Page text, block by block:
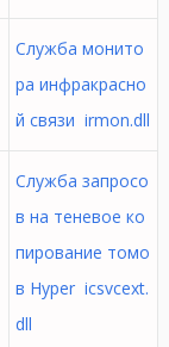
Служба монито
ра инфракрасно
й связи irmon.dll
Служба запросо
в на теневое ко
пирование томо
в Hyper icsvcext.
dll